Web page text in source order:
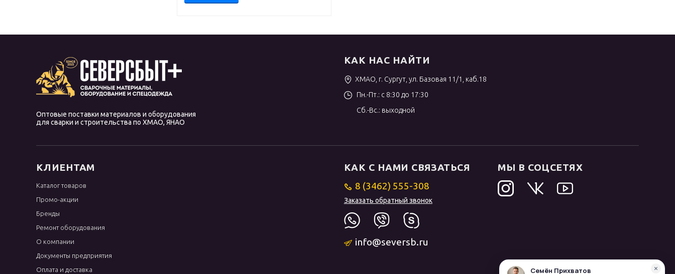
Оптовые поставки материалов и оборудования
для сварки и строительства по ХМАО, ЯНАО
КАК НАС НАЙТИ
ХМАО, г. Сургут, ул. Базовая 11/1, каб.18
Пн.-Пт.: с 8:30 до 17:30
Сб.-Вс.: выходной
КЛИЕНТАМ
Каталог товаров
Промо-акции
Бренды
Ремонт оборудования
О компании
Документы предприятия
Оплата и доставка
КАК С НАМИ СВЯЗАТЬСЯ
8 (3462) 555-308
Заказать обратный звонок
info@seversb.ru
МЫ В СОЦСЕТЯХ